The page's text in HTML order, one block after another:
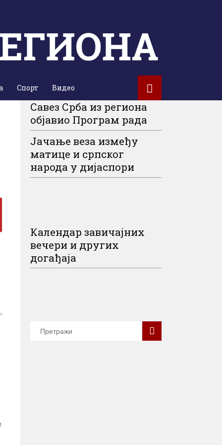
Спорт Видео
Савез Срба из региона
објавио Програм рада
Јачање веза између
матице и српског
народа у дијаспори
Календар завичајних
вечери и других
догађаја